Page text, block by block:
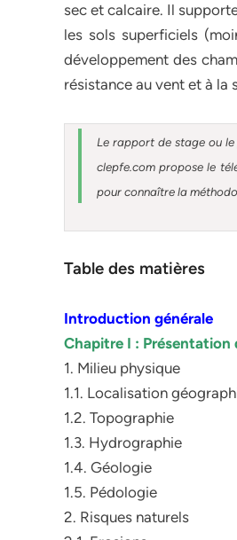
sec et calcaire. Il
les sols superficiels
développement des
résistance au vent et à la
Le rapport de stage ou le
clepfe.com propose le
pour connaître la
Table des matières
Introduction générale
Chapitre I : Présentation
1. Milieu physique
1.1. Localisation
1.2. Topographie
1.3. Hydrographie
1.4. Géologie
1.5. Pédologie
2. Risques naturels